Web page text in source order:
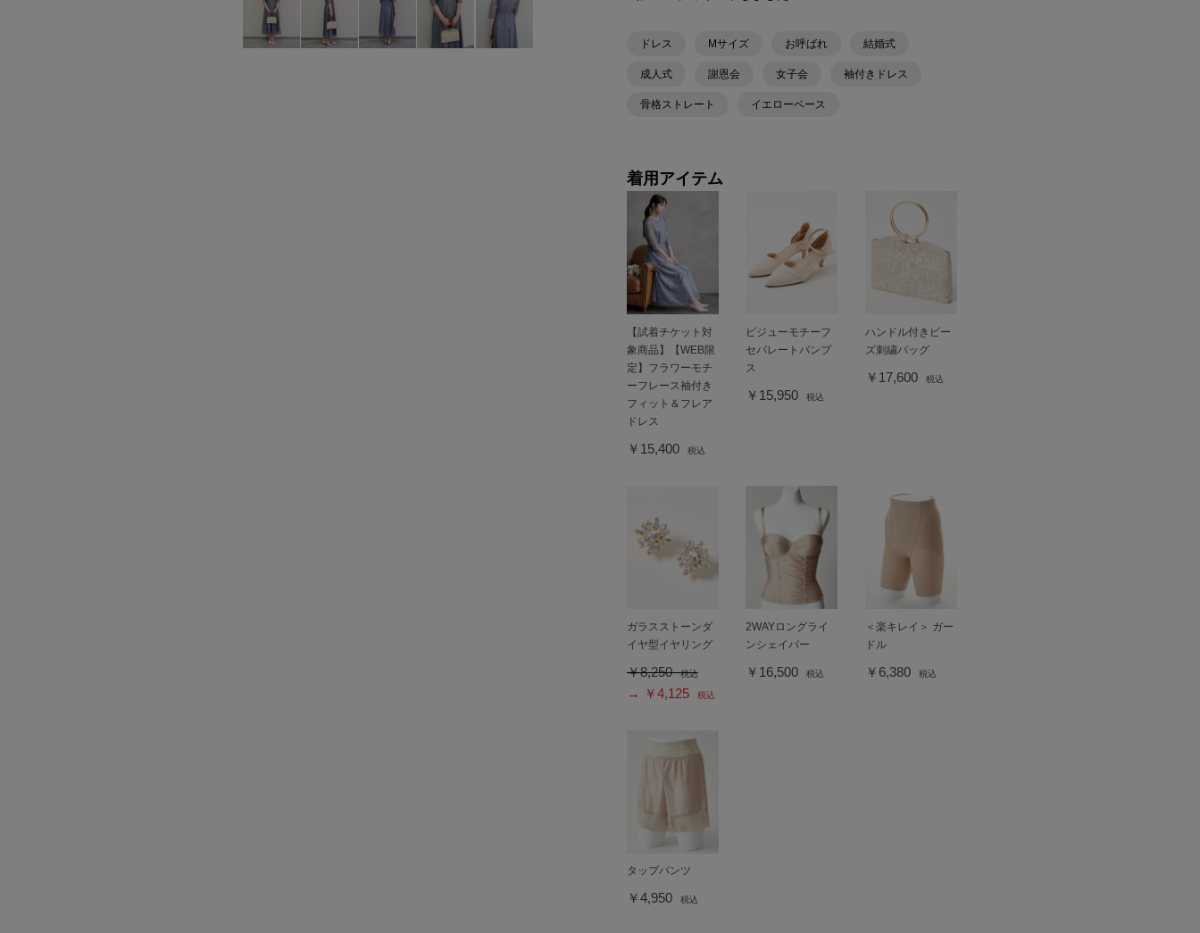
ドレス Mサイズ お呼ばれ 結婚式
成人式 謝恩会 女子会 袖付きドレス
骨格ストレート イエローベース
着用アイテム
【試着チケット対
象商品】【WEB限
定】フラワーモチ
ーフレース袖付き
フィット＆フレア
ドレス
￥15,400 税込
ビジューモチーフ
セパレートパンプ
ス
￥15,950 税込
ハンドル付きビー
ズ刺繍バッグ
￥17,600 税込
ガラスストーンダ
イヤ型イヤリング
￥8,250 税込
→ ￥4,125 税込
2WAYロングライ
ンシェイパー
￥16,500 税込
＜楽キレイ＞ ガー
ドル
￥6,380 税込
タップパンツ
￥4,950 税込